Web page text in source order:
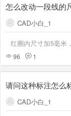
怎么改动一段线的
CAD小白_1
红圈内尺寸加5毫米
96 1
请问这种标注怎么
CAD小白_1